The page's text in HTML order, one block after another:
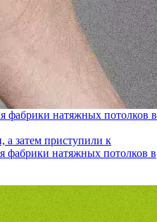
фабрики натяжных потолков в
а затем приступили к
фабрики натяжных потолков в